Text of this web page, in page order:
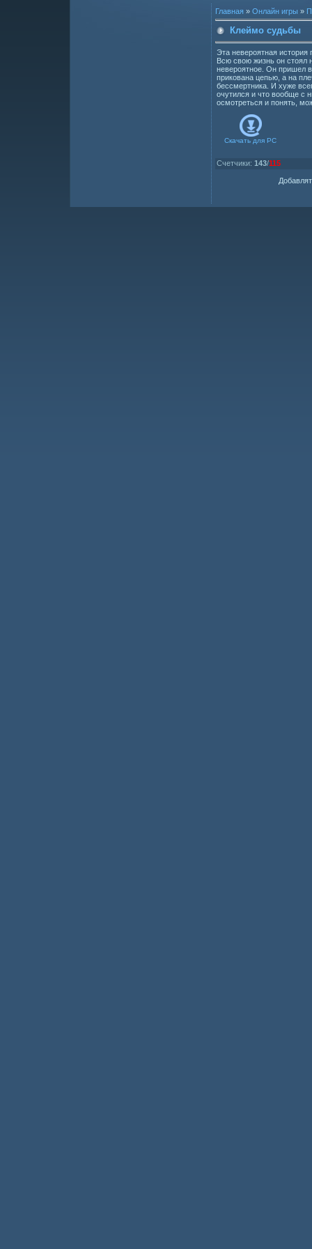
Главная » Онлайн игры »
Клеймо судьбы
Эта невероятная
Всю свою жизнь он стоял
невероятное. Он пришел в
прикована цепью, а на
бессмертника. И хуже
очутился и что вообще с
осмотреться и понять,
Скачать для PC
Счетчики: 143/115